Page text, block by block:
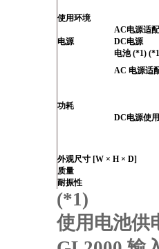
使用环境
电源
AC电源适
DC电源
电池 (*1)
功耗
AC 电源适
DC电源使
外观尺寸 [W × H × D]
质量
耐振性
(*1)
使用电池供